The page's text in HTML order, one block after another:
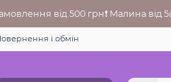
від 500 грн❗ Малина
i обмін